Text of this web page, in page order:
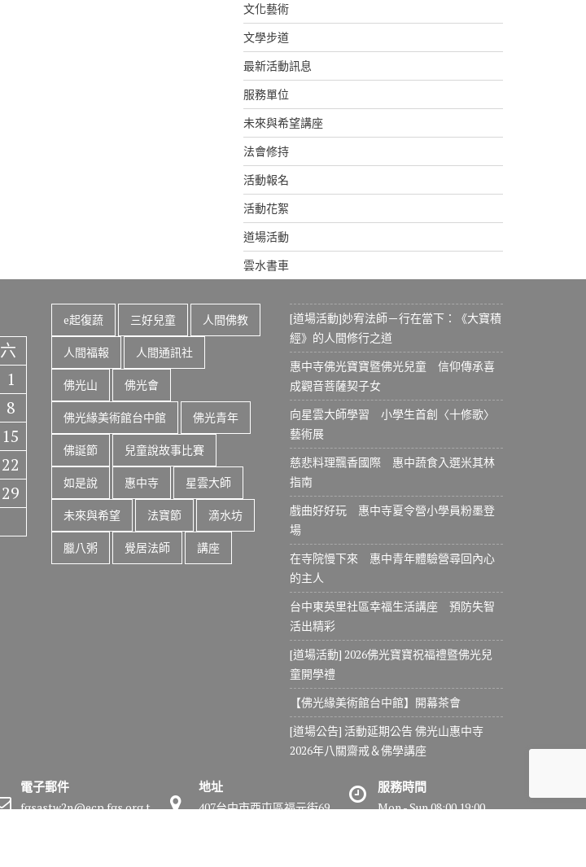
文化藝術
文學步道
最新活動訊息
服務單位
未來與希望講座
法會修持
活動報名
活動花絮
道場活動
雲水書車
六
1
8
15
22
29
e起復蔬 三好兒童 人間佛教
人間福報 人間通訊社
佛光山 佛光會
佛光緣美術館台中館 佛光青年
佛誕節 兒童說故事比賽
如是說 惠中寺 星雲大師
未來與希望 法寶節 滴水坊
臘八粥 覺居法師 講座
[道場活動]妙宥法師－行在當下：《大寶積
經》的人間修行之道
惠中寺佛光寶寶暨佛光兒童 信仰傳承喜
成觀音菩薩契子女
向星雲大師學習 小學生首創〈十修歌〉
藝術展
慈悲料理飄香國際 惠中蔬食入選米其林
指南
戲曲好好玩 惠中寺夏令營小學員粉墨登
場
在寺院慢下來 惠中青年體驗營尋回內心
的主人
台中東英里社區幸福生活講座 預防失智
活出精彩
[道場活動] 2026佛光寶寶祝福禮暨佛光兒
童開學禮
【佛光緣美術館台中館】開幕茶會
[道場公告] 活動延期公告 佛光山惠中寺
2026年八關齋戒＆佛學講座
電子郵件
fgsastw2n@ecp.fgs.org.t
地址
407台中市西屯區福元街69
服務時間
Mon - Sun 08:00 19:00